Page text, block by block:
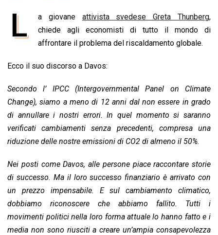
o
a
t
s
p
n
k
e
I
r
e
a
s
a
i
l
p
y
L
i
t
L a giovane attivista svedese Greta Thunberg,
chiede agli economisti di tutto il mondo di
affrontare il problema del riscaldamento globale.
Ecco il suo discorso a Davos:
Secondo l’ IPCC (Intergovernmental Panel on Climate
Change), siamo a meno di 12 anni dal non essere in grado
di annullare i nostri errori. In quel momento si saranno
verificati cambiamenti senza precedenti, compresa una
riduzione delle nostre emissioni di CO2 di almeno il 50%.
Nei posti come Davos, alle persone piace raccontare storie
di successo. Ma il loro successo finanziario è arrivato con
un prezzo impensabile. E sul cambiamento climatico,
dobbiamo riconoscere che abbiamo fallito. Tutti i
movimenti politici nella loro forma attuale lo hanno fatto e i
media non sono riusciti a creare un’ampia consapevolezza